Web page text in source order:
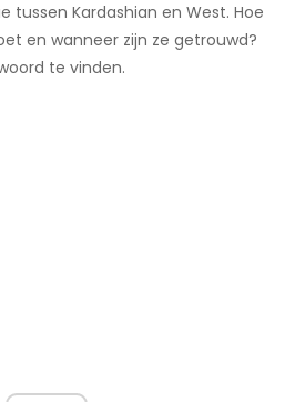
tussen Kardashian en West. Hoe
en wanneer zijn ze getrouwd?
te vinden.